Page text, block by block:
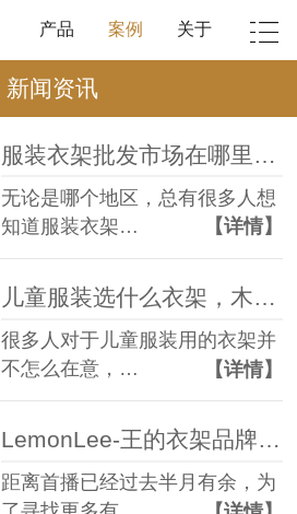
产品 案例 关于
新闻资讯
服装衣架批发市场在哪里，行业标杆有话说【华恩衣架】
无论是哪个地区，总有很多人想
知道服装衣架…
【详情】
儿童服装选什么衣架，木衣架不容错过【华恩衣架】
很多人对于儿童服装用的衣架并
不怎么在意，…
【详情】
LemonLee-王的衣架品牌合伙人招募【华恩衣架】
距离首播已经过去半月有余，为